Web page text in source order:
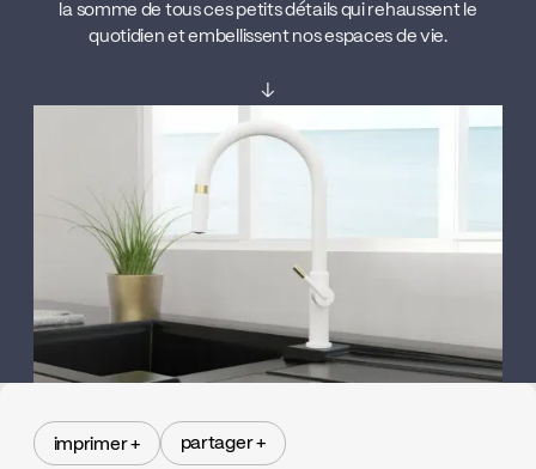
la somme de tous ces petits détails qui rehaussent le
quotidien et embellissent nos espaces de vie.
↓
imprimer + partager +